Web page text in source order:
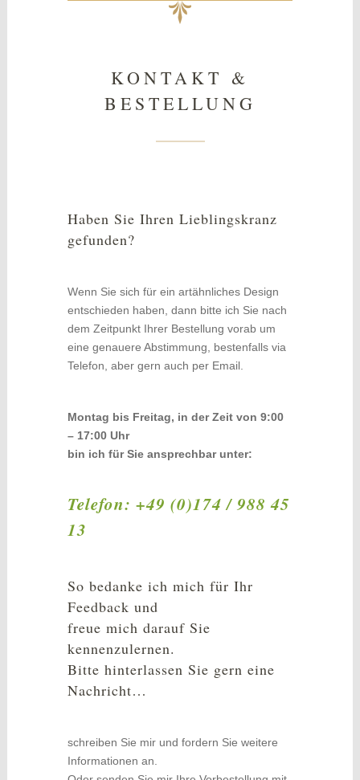
KONTAKT &
BESTELLUNG
Haben Sie Ihren Lieblingskranz
gefunden?
Wenn Sie sich für ein artähnliches Design
entschieden haben, dann bitte ich Sie nach
dem Zeitpunkt Ihrer Bestellung vorab um
eine genauere Abstimmung, bestenfalls via
Telefon, aber gern auch per Email.
Montag bis Freitag, in der Zeit von 9:00
– 17:00 Uhr
bin ich für Sie ansprechbar unter:
Telefon: +49 (0)174 / 988 45
13
So bedanke ich mich für Ihr
Feedback und
freue mich darauf Sie
kennenzulernen.
Bitte hinterlassen Sie gern eine
Nachricht…
schreiben Sie mir und fordern Sie weitere
Informationen an.